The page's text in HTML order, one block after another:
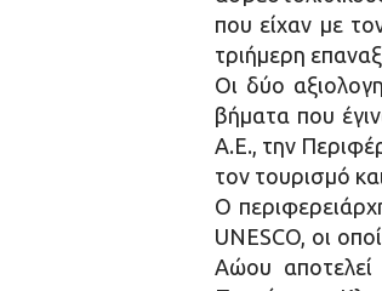
που είχαν με
τριήμερη
Οι δύο
βήματα που
Α.Ε., την
τον τουρισμό
Ο
UNESCO, oι
Αώου